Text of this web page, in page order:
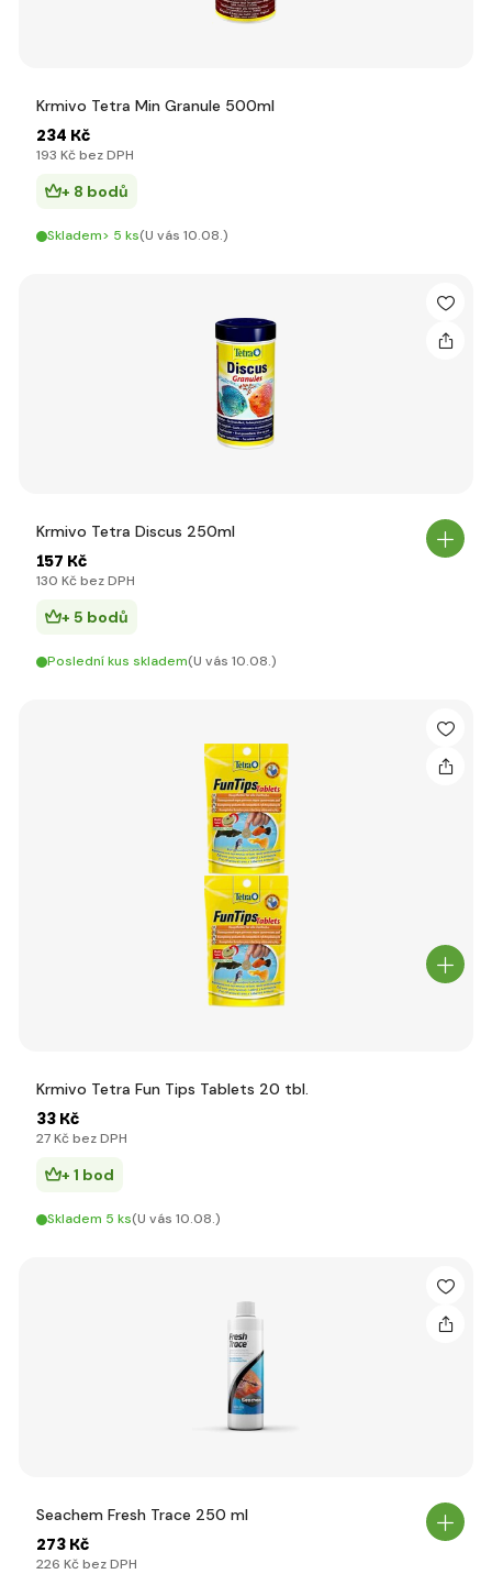
Krmivo Tetra Min Granule 500ml
234 Kč
193 Kč bez DPH
+ 8 bodů
Skladem> 5 ks(U vás 10.08.)
Krmivo Tetra Discus 250ml
157 Kč
130 Kč bez DPH
+ 5 bodů
Poslední kus skladem(U vás 10.08.)
Krmivo Tetra Fun Tips Tablets 20 tbl.
33 Kč
27 Kč bez DPH
+ 1 bod
Skladem 5 ks(U vás 10.08.)
Seachem Fresh Trace 250 ml
273 Kč
226 Kč bez DPH